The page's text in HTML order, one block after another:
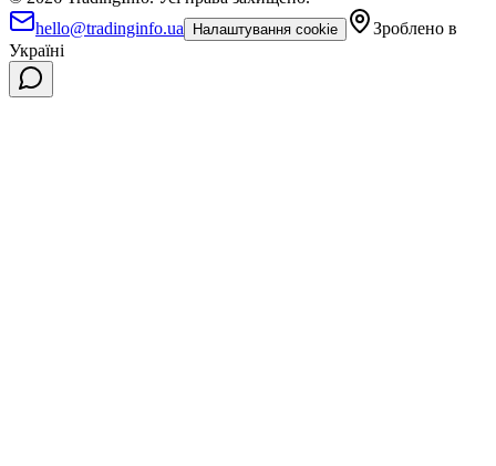
hello@tradinginfo.ua
Налаштування cookie
Зроблено в
Україні